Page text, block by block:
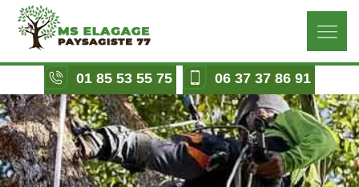
01 85 53 55 75 06 37 37 86 91